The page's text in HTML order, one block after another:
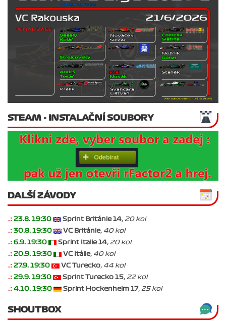
STEAM - INSTALAČNÍ SOUBORY
DALŠÍ ZÁVODY
.: 23.8. 19:30 Sprint Británie 14, 20 kol
.: 30.8. 19:30 VC Británie, 40 kol
.: 6.9. 19:30 Sprint Italie 14, 20 kol
.: 20.9. 19:30 VC Itálie, 40 kol
.: 27.9. 19:30 VC Turecko, 44 kol
.: 29.9. 19:30 Sprint Turecko 15, 22 kol
.: 4.10. 19:30 Sprint Hockenheim 17, 25 kol
SHOUTBOX